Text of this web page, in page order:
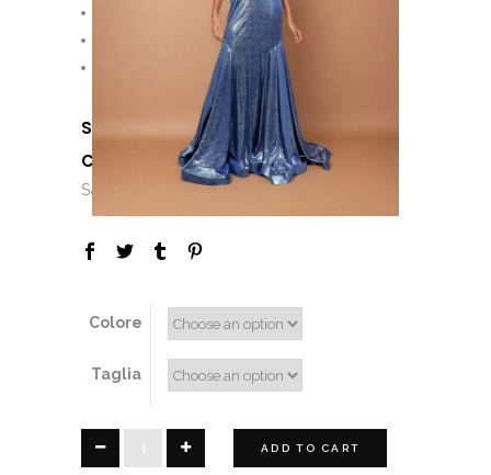
Pagamento Rateale
Personalizzazioni
Consulenza di stile
SKU:
CATEGORIES:Dress,F&P,Girl
Saldi
Colore
Taglia
quantity
ADD TO CART